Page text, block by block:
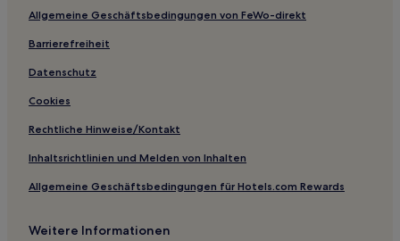
Hotels mit Parkplatz in Halbinsel Wittow
Hotels mit Küchenzeile in Halbinsel Wittow
Haustierfreundliche in Bergen auf Rügen
Haustierfreundliche in Breege
Familien in Glowe
Haustierfreundliche in Glowe
Haustierfreundliche in Altstadt Stralsund
Allgemeine Geschäftsbedingungen von FeWo-direkt
Barrierefreiheit
Datenschutz
Cookies
Rechtliche Hinweise/Kontakt
Inhaltsrichtlinien und Melden von Inhalten
Allgemeine Geschäftsbedingungen für Hotels.com Rewards
Weitere Informationen